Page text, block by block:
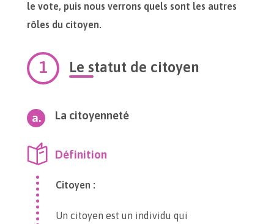
le vote, puis nous verrons quels sont les autres
rôles du citoyen.
Le statut de citoyen
La citoyenneté
Définition
Citoyen :
Un citoyen est un individu qui